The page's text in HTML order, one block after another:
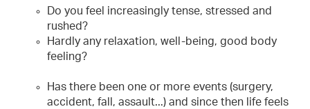
Do you feel increasingly tense, stressed and
rushed?
Hardly any relaxation, well-being, good body
feeling?
Has there been one or more events (surgery,
accident, fall, assault...) and since then life feels